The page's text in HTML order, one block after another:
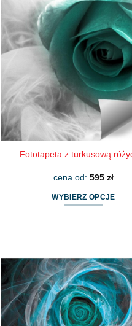
wariantów.
Opcje
można
wybrać
na
stronie
produktu
Fototapeta z turkusową
cena od: 595 zł
WYBIERZ OPCJE
wariantów.
Opcje
można
wybrać